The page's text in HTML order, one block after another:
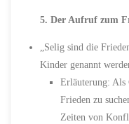
5. Der Aufruf zum
„Selig sind die
Kinder genannt
Erläuterung: Als
Frieden zu
Zeiten von